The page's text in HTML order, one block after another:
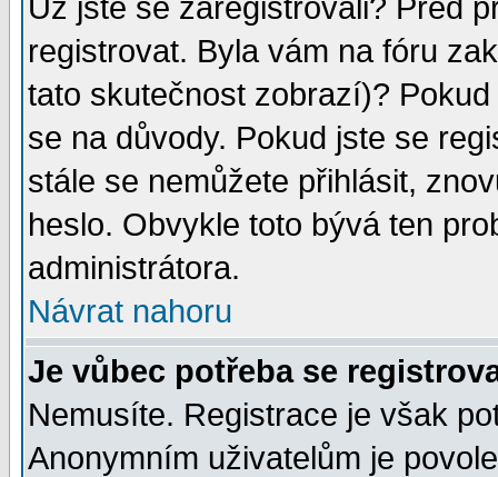
Už jste se zaregistrovali? Před
registrovat. Byla vám na fóru
tato skutečnost zobrazí)?
se na důvody. Pokud jste se
stále se nemůžete přihlásit,
heslo. Obvykle toto bývá ten
administrátora.
Návrat nahoru
Je vůbec potřeba se
Nemusíte. Registrace je však
Anonymním uživatelům je